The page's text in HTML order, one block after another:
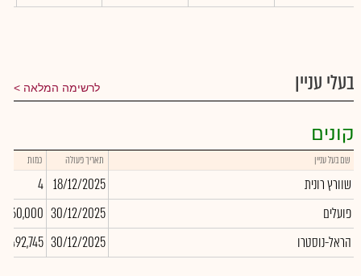
בעלי עניין לרשימה המלאה
קונים
שם בעל עניין תאריך פעולה כמות
שוורץ רונית 18/12/2025
4
פועלים
30/12/2025
160,000
הראל-נוסטרו
30/12/2025
492,745